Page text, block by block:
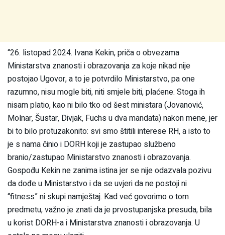
“26. listopad 2024. Ivana Kekin, priča o obvezama
Ministarstva znanosti i obrazovanja za koje nikad nije
postojao Ugovor, a to je potvrdilo Ministarstvo, pa one
razumno, nisu mogle biti, niti smjele biti, plaćene. Stoga ih
nisam platio, kao ni bilo tko od šest ministara (Jovanović,
Molnar, Šustar, Divjak, Fuchs u dva mandata) nakon mene, jer
bi to bilo protuzakonito: svi smo štitili interese RH, a isto to
je s nama činio i DORH koji je zastupao službeno
branio/zastupao Ministarstvo znanosti i obrazovanja.
Gospođu Kekin ne zanima istina jer se nije odazvala pozivu
da dođe u Ministarstvo i da se uvjeri da ne postoji ni
“fitness” ni skupi namještaj. Kad već govorimo o tom
predmetu, važno je znati da je prvostupanjska presuda, bila
u korist DORH-a i Ministarstva znanosti i obrazovanja. U